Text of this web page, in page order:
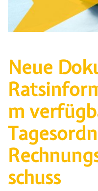
Neue
m
schuss